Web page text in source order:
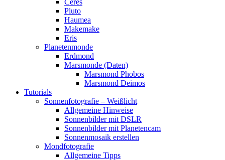
Pluto
Haumea
Makemake
Eris
Planetenmonde
Erdmond
Marsmonde (Daten)
Marsmond Phobos
Marsmond Deimos
Tutorials
Sonnenfotografie – Weißlicht
Allgemeine Hinweise
Sonnenbilder mit DSLR
Sonnenbilder mit Planetencam
Sonnenmosaik erstellen
Mondfotografie
Allgemeine Tipps